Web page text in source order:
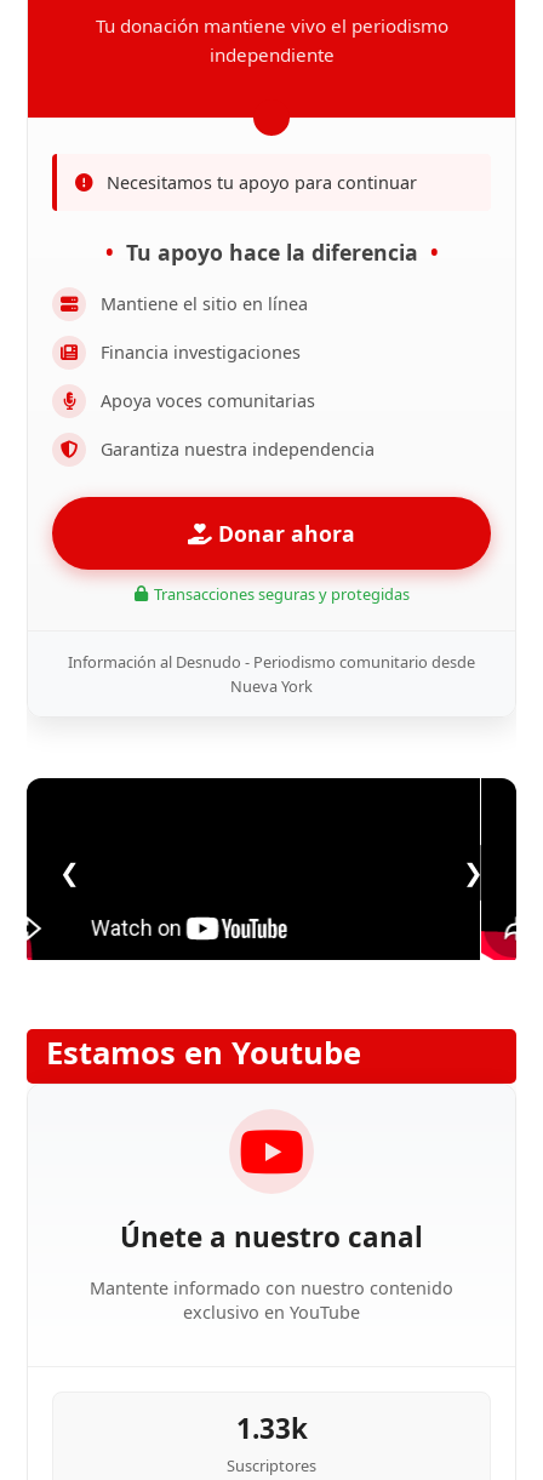
Tu donación mantiene vivo el periodismo
independiente
Necesitamos tu apoyo para continuar
Tu apoyo hace la diferencia
Mantiene el sitio en línea
Financia investigaciones
Apoya voces comunitarias
Garantiza nuestra independencia
Donar ahora
Transacciones seguras y protegidas
Información al Desnudo - Periodismo comunitario desde
Nueva York
❮ ❯
Estamos en Youtube
Únete a nuestro canal
Mantente informado con nuestro contenido
exclusivo en YouTube
1.33k
Suscriptores